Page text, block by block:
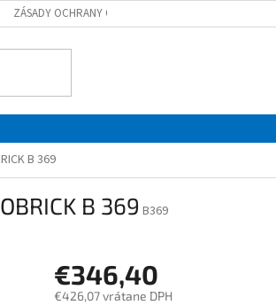
ZÁSADY OCHRANY OSOBNÝCH ÚDAJOV
B 369
B 369 B369
€346,40
€426,07 vrátane DPH